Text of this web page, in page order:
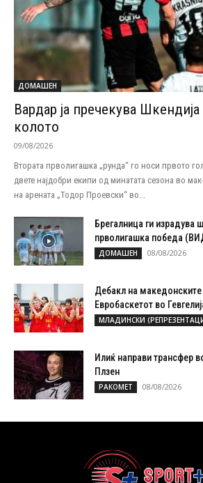
ДОМАШЕН
Вардар ја пречекува
колото
09/08/2026
Втората прволигашка „рунда“ го носи првото
двете најдобри екипи од минатата сезона во
на арената „Тодор Проевски“ во...
Брегалница ги израдува
прволигашка победа
ДОМАШЕН 08/08/2026
Дебакл на македонските
Евробаскетот во
МЛАДИНСКИ
Илиќ направи трансфер
Плзен
РАКОМЕТ 08/08/2026